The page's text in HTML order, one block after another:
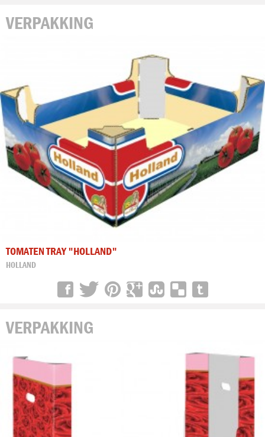
VERPAKKING
TOMATEN TRAY "HOLLAND"
HOLLAND
VERPAKKING